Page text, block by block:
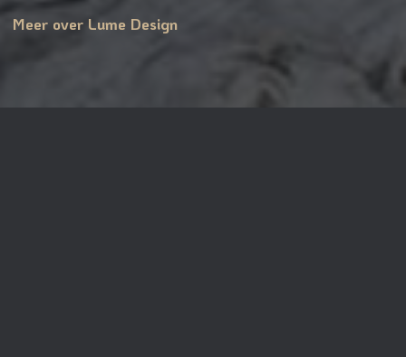
Meer over Lume Design